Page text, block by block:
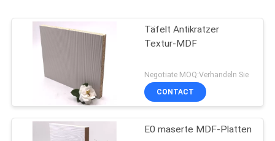
Täfelt Antikratzer
Textur-MDF
Negotiate MOQ:Verhandeln Sie
CONTACT
E0 maserte MDF-Platten